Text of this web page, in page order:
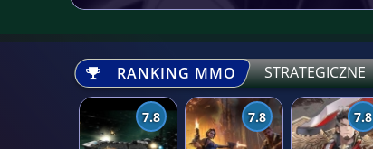
RANKING MMO STRATEGICZNE
7.8 7.8 7.8